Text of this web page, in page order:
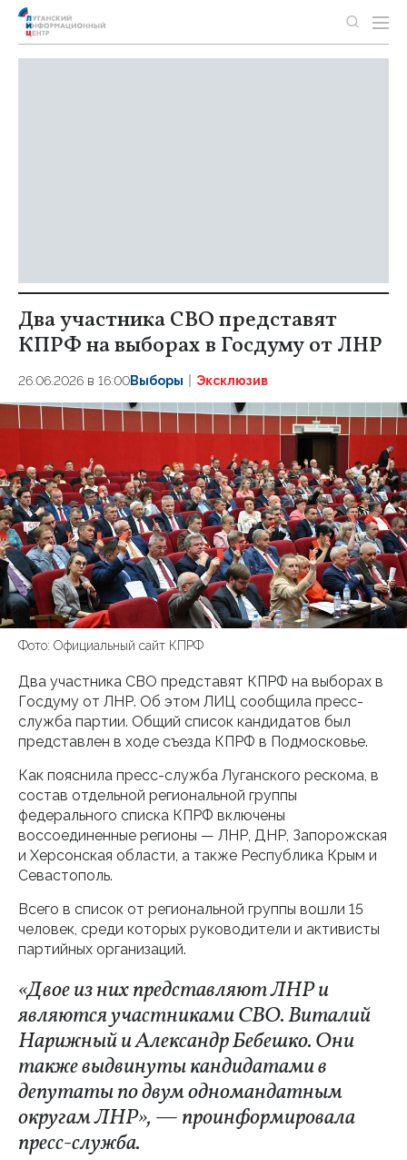
Два участника СВО представят
КПРФ на выборах в Госдуму от ЛНР
26.06.2026 в 16:00Выборы Эксклюзив
Фото: Официальный сайт КПРФ
Два участника СВО представят КПРФ на выборах в
Госдуму от ЛНР. Об этом ЛИЦ сообщила пресс-
служба партии. Общий список кандидатов был
представлен в ходе съезда КПРФ в Подмосковье.
Как пояснила пресс-служба Луганского рескома, в
состав отдельной региональной группы
федерального списка КПРФ включены
воссоединенные регионы — ЛНР, ДНР, Запорожская
и Херсонская области, а также Республика Крым и
Севастополь.
Всего в список от региональной группы вошли 15
человек, среди которых руководители и активисты
партийных организаций.
«Двое из них представляют ЛНР и
являются участниками СВО. Виталий
Нарижный и Александр Бебешко. Они
также выдвинуты кандидатами в
депутаты по двум одномандатным
округам ЛНР», — проинформировала
пресс-служба.